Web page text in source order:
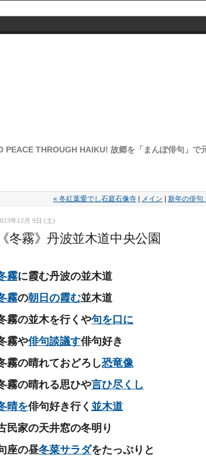
PEACE THROUGH HAIKU! 故郷を「まんぽ俳句」で
« 冬紅葉愛でし石庭石像寺 メイン 新年の俳句
年12月 9日 (土)
《冬霧》丹波並木道中央公園
霧に霞む丹波の並木道
霧の朝日の霞む並木道
霧の並木を行くや句を口に
霧や俳句談議す俳句好き
霧の晴れておどろし恐竜像
霧の晴れる思ひや言ひ尽くし
晴を俳句好き行く 並木道
民家の天井窓の冬明り
座の昼冬菜サラダをたっぷりと